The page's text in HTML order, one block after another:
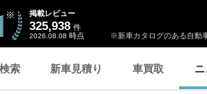
※新車カタログのある自動
掲載レビュー
325,938 件
2026.08.08 時点
索 新車見積り 車買取